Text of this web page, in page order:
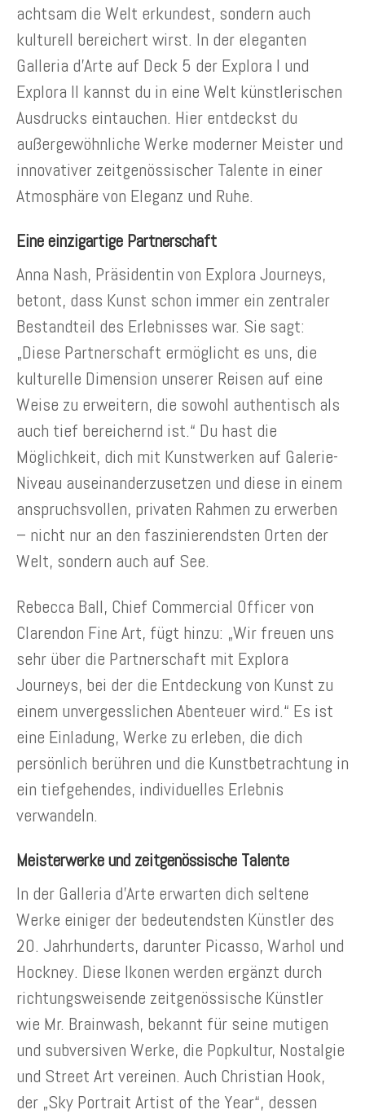
achtsam die Welt erkundest, sondern auch
kulturell bereichert wirst. In der eleganten
Galleria d’Arte auf Deck 5 der Explora I und
Explora II kannst du in eine Welt künstlerischen
Ausdrucks eintauchen. Hier entdeckst du
außergewöhnliche Werke moderner Meister und
innovativer zeitgenössischer Talente in einer
Atmosphäre von Eleganz und Ruhe.
Eine einzigartige Partnerschaft
Anna Nash, Präsidentin von Explora Journeys,
betont, dass Kunst schon immer ein zentraler
Bestandteil des Erlebnisses war. Sie sagt:
„Diese Partnerschaft ermöglicht es uns, die
kulturelle Dimension unserer Reisen auf eine
Weise zu erweitern, die sowohl authentisch als
auch tief bereichernd ist.“ Du hast die
Möglichkeit, dich mit Kunstwerken auf Galerie-
Niveau auseinanderzusetzen und diese in einem
anspruchsvollen, privaten Rahmen zu erwerben
– nicht nur an den faszinierendsten Orten der
Welt, sondern auch auf See.
Rebecca Ball, Chief Commercial Officer von
Clarendon Fine Art, fügt hinzu: „Wir freuen uns
sehr über die Partnerschaft mit Explora
Journeys, bei der die Entdeckung von Kunst zu
einem unvergesslichen Abenteuer wird.“ Es ist
eine Einladung, Werke zu erleben, die dich
persönlich berühren und die Kunstbetrachtung in
ein tiefgehendes, individuelles Erlebnis
verwandeln.
Meisterwerke und zeitgenössische Talente
In der Galleria d’Arte erwarten dich seltene
Werke einiger der bedeutendsten Künstler des
20. Jahrhunderts, darunter Picasso, Warhol und
Hockney. Diese Ikonen werden ergänzt durch
richtungsweisende zeitgenössische Künstler
wie Mr. Brainwash, bekannt für seine mutigen
und subversiven Werke, die Popkultur, Nostalgie
und Street Art vereinen. Auch Christian Hook,
der „Sky Portrait Artist of the Year“, dessen